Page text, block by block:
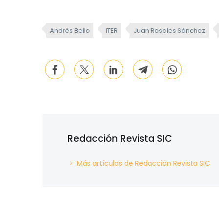
Andrés Bello ITER Juan Rosales Sánchez
Redacción Revista SIC
Más artículos de Redacción Revista SIC